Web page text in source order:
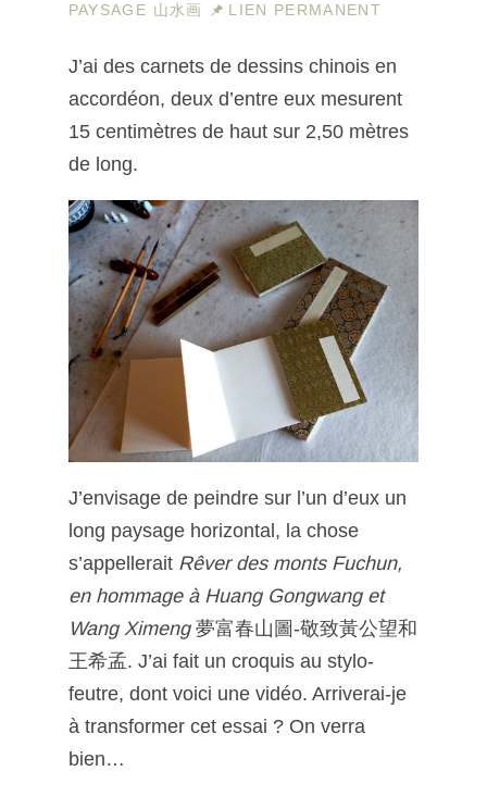
PAYSAGE 山水画
LIEN PERMANENT
J’ai des carnets de dessins chinois en
accordéon, deux d’entre eux mesurent
15 centimètres de haut sur 2,50 mètres
de long.
J’envisage de peindre sur l’un d’eux un
long paysage horizontal, la chose
s’appellerait Rêver des monts Fuchun,
en hommage à Huang Gongwang et
Wang Ximeng 夢富春山圖-敬致黃公望和
王希孟. J’ai fait un croquis au stylo-
feutre, dont voici une vidéo. Arriverai-je
à transformer cet essai ? On verra
bien…